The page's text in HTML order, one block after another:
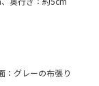
：グレーの布張り